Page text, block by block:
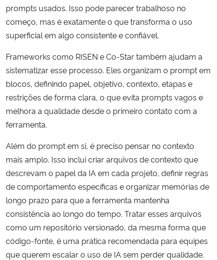
prompts usados. Isso pode parecer trabalhoso no
começo, mas é exatamente o que transforma o uso
superficial em algo consistente e confiável.
Frameworks como RISEN e Co-Star também ajudam a
sistematizar esse processo. Eles organizam o prompt em
blocos, definindo papel, objetivo, contexto, etapas e
restrições de forma clara, o que evita prompts vagos e
melhora a qualidade desde o primeiro contato com a
ferramenta.
Além do prompt em si, é preciso pensar no contexto
mais amplo. Isso inclui criar arquivos de contexto que
descrevam o papel da IA em cada projeto, definir regras
de comportamento específicas e organizar memórias de
longo prazo para que a ferramenta mantenha
consistência ao longo do tempo. Tratar esses arquivos
como um repositório versionado, da mesma forma que
código-fonte, é uma prática recomendada para equipes
que querem escalar o uso de IA sem perder qualidade.